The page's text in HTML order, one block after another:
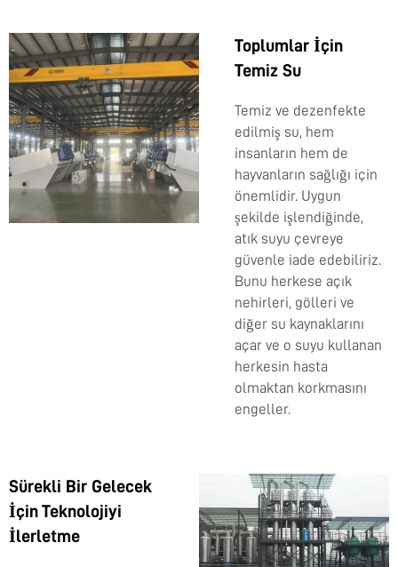
Toplumlar İçin
Temiz Su
Temiz ve dezenfekte
edilmiş su, hem
insanların hem de
hayvanların sağlığı için
önemlidir. Uygun
şekilde işlendiğinde,
atık suyu çevreye
güvenle iade edebiliriz.
Bunu herkese açık
nehirleri, gölleri ve
diğer su kaynaklarını
açar ve o suyu kullanan
herkesin hasta
olmaktan korkmasını
engeller.
Sürekli Bir Gelecek
İçin Teknolojiyi
İlerletme